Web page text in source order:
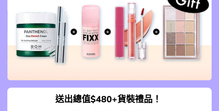
送出總值$480+貨裝禮品！